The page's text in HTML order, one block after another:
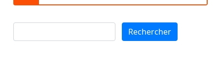
Rechercher Rechercher